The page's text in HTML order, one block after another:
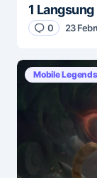
1 Langsung
0 23
Mobile Legends